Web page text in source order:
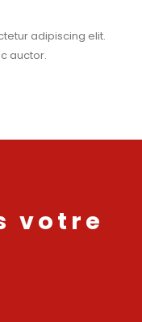
adipiscing elit.
auctor.
votre